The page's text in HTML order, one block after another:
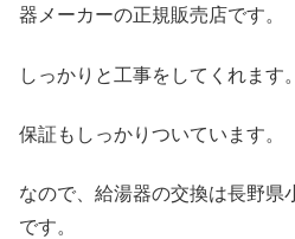
器メーカーの正規販売店です。
しっかりと工事をしてくれます。
保証もしっかりついています。
なので、給湯器の交換は長野県
です。